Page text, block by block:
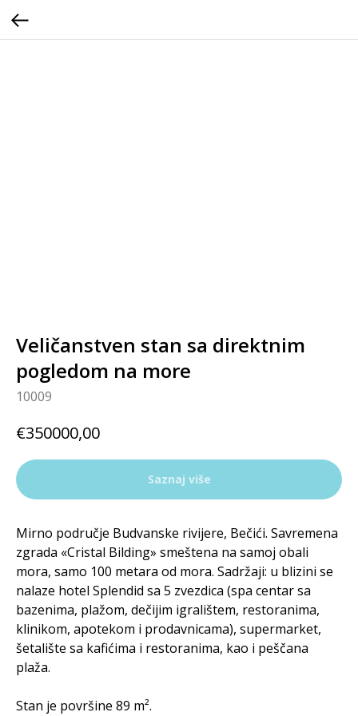
Veličanstven stan sa direktnim
pogledom na more
10009
€350000,00
Saznaj više
Mirno područje Budvanske rivijere, Bečići. Savremena
zgrada «Cristal Bilding» smeštena na samoj obali
mora, samo 100 metara od mora. Sadržaji: u blizini se
nalaze hotel Splendid sa 5 zvezdica (spa centar sa
bazenima, plažom, dečijim igralištem, restoranima,
klinikom, apotekom i prodavnicama), supermarket,
šetalište sa kafićima i restoranima, kao i peščana
plaža.
Stan je površine 89 m².